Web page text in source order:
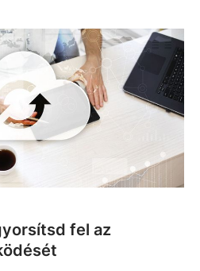
fel az